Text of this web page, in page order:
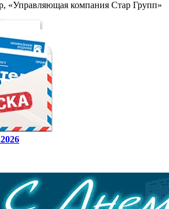
«Управляющая компания Стар Групп»